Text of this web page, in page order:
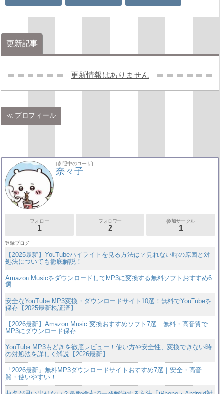
更新記事
更新情報はありません
プロフィール
[参照中のユーザ]
奈々子
フォロー
1
フォロワー
2
参加サークル
1
登録ブログ
【2025最新】YouTubeハイライトを見る方法は？見れない時の原因と対
処法についても徹底解説！
Amazon MusicをダウンロードしてMP3に変換する無料ソフトおすすめ6
選
安全なYouTube MP3変換・ダウンロードサイト10選！無料でYouTubeを
保存【2025最新検証済】
【2026最新】Amazon Music 変換おすすめソフト7選｜無料・高音質で
MP3にダウンロード保存
YouTube MP3もどきを徹底レビュー！使い方や安全性、変換できない時
の対処法を詳しく解説【2026最新】
「2026最新」無料MP3ダウンロードサイトおすすめ7選｜安全・高音
質・使いやすい！